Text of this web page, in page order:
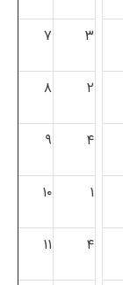
۳ ۷
۲ ۸
۴ ۹
۱ ۱۰
۴ ۱۱